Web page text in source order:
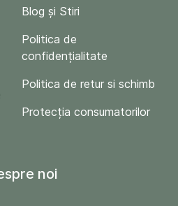
Blog și Stiri
Politica de
confidențialitate
Politica de retur si schimb
Protecția consumatorilor
noi